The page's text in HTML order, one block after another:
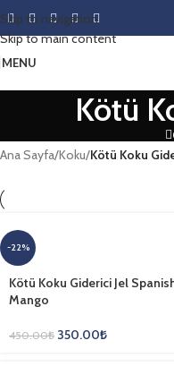
Skip to navigation
Skip to main content
MENU
Kötü
Ana Sayfa/Koku/Kötü Koku
-22%
Kötü Koku Giderici Jel
Mango
450.00₺ 350.00₺